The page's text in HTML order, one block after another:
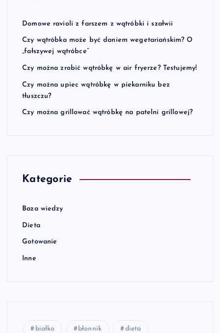
Domowe ravioli z farszem z wątróbki i szałwii
Czy wątróbka może być daniem wegetariańskim? O
„fałszywej wątróbce”
Czy można zrobić wątróbkę w air fryerze? Testujemy!
Czy można upiec wątróbkę w piekarniku bez
tłuszczu?
Czy można grillować wątróbkę na patelni grillowej?
Kategorie
Baza wiedzy
Dieta
Gotowanie
Inne
białko błonnik dieta